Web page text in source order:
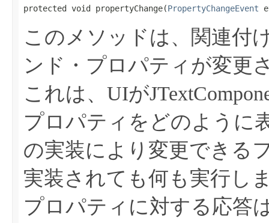
protected void propertyChange​(PropertyChangeEvent
このメソッドは、関連付
ンド・プロパティが変更
これは、UIが
プロパティをどのように
の実装により変更できる
実装されても何も実行し
プロパティに対する応答